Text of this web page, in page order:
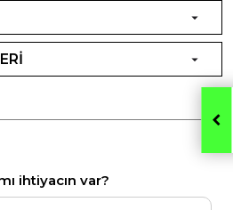
ihtiyacın var?